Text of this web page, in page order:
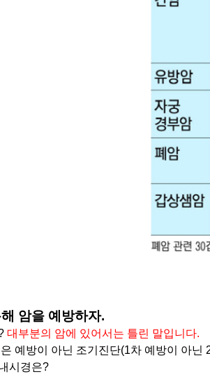
암을 예방하자.
대부분의 암에 있어서는 틀린 말입니다.
예방이 아닌 조기진단(1차 예방이 아닌
시경은?